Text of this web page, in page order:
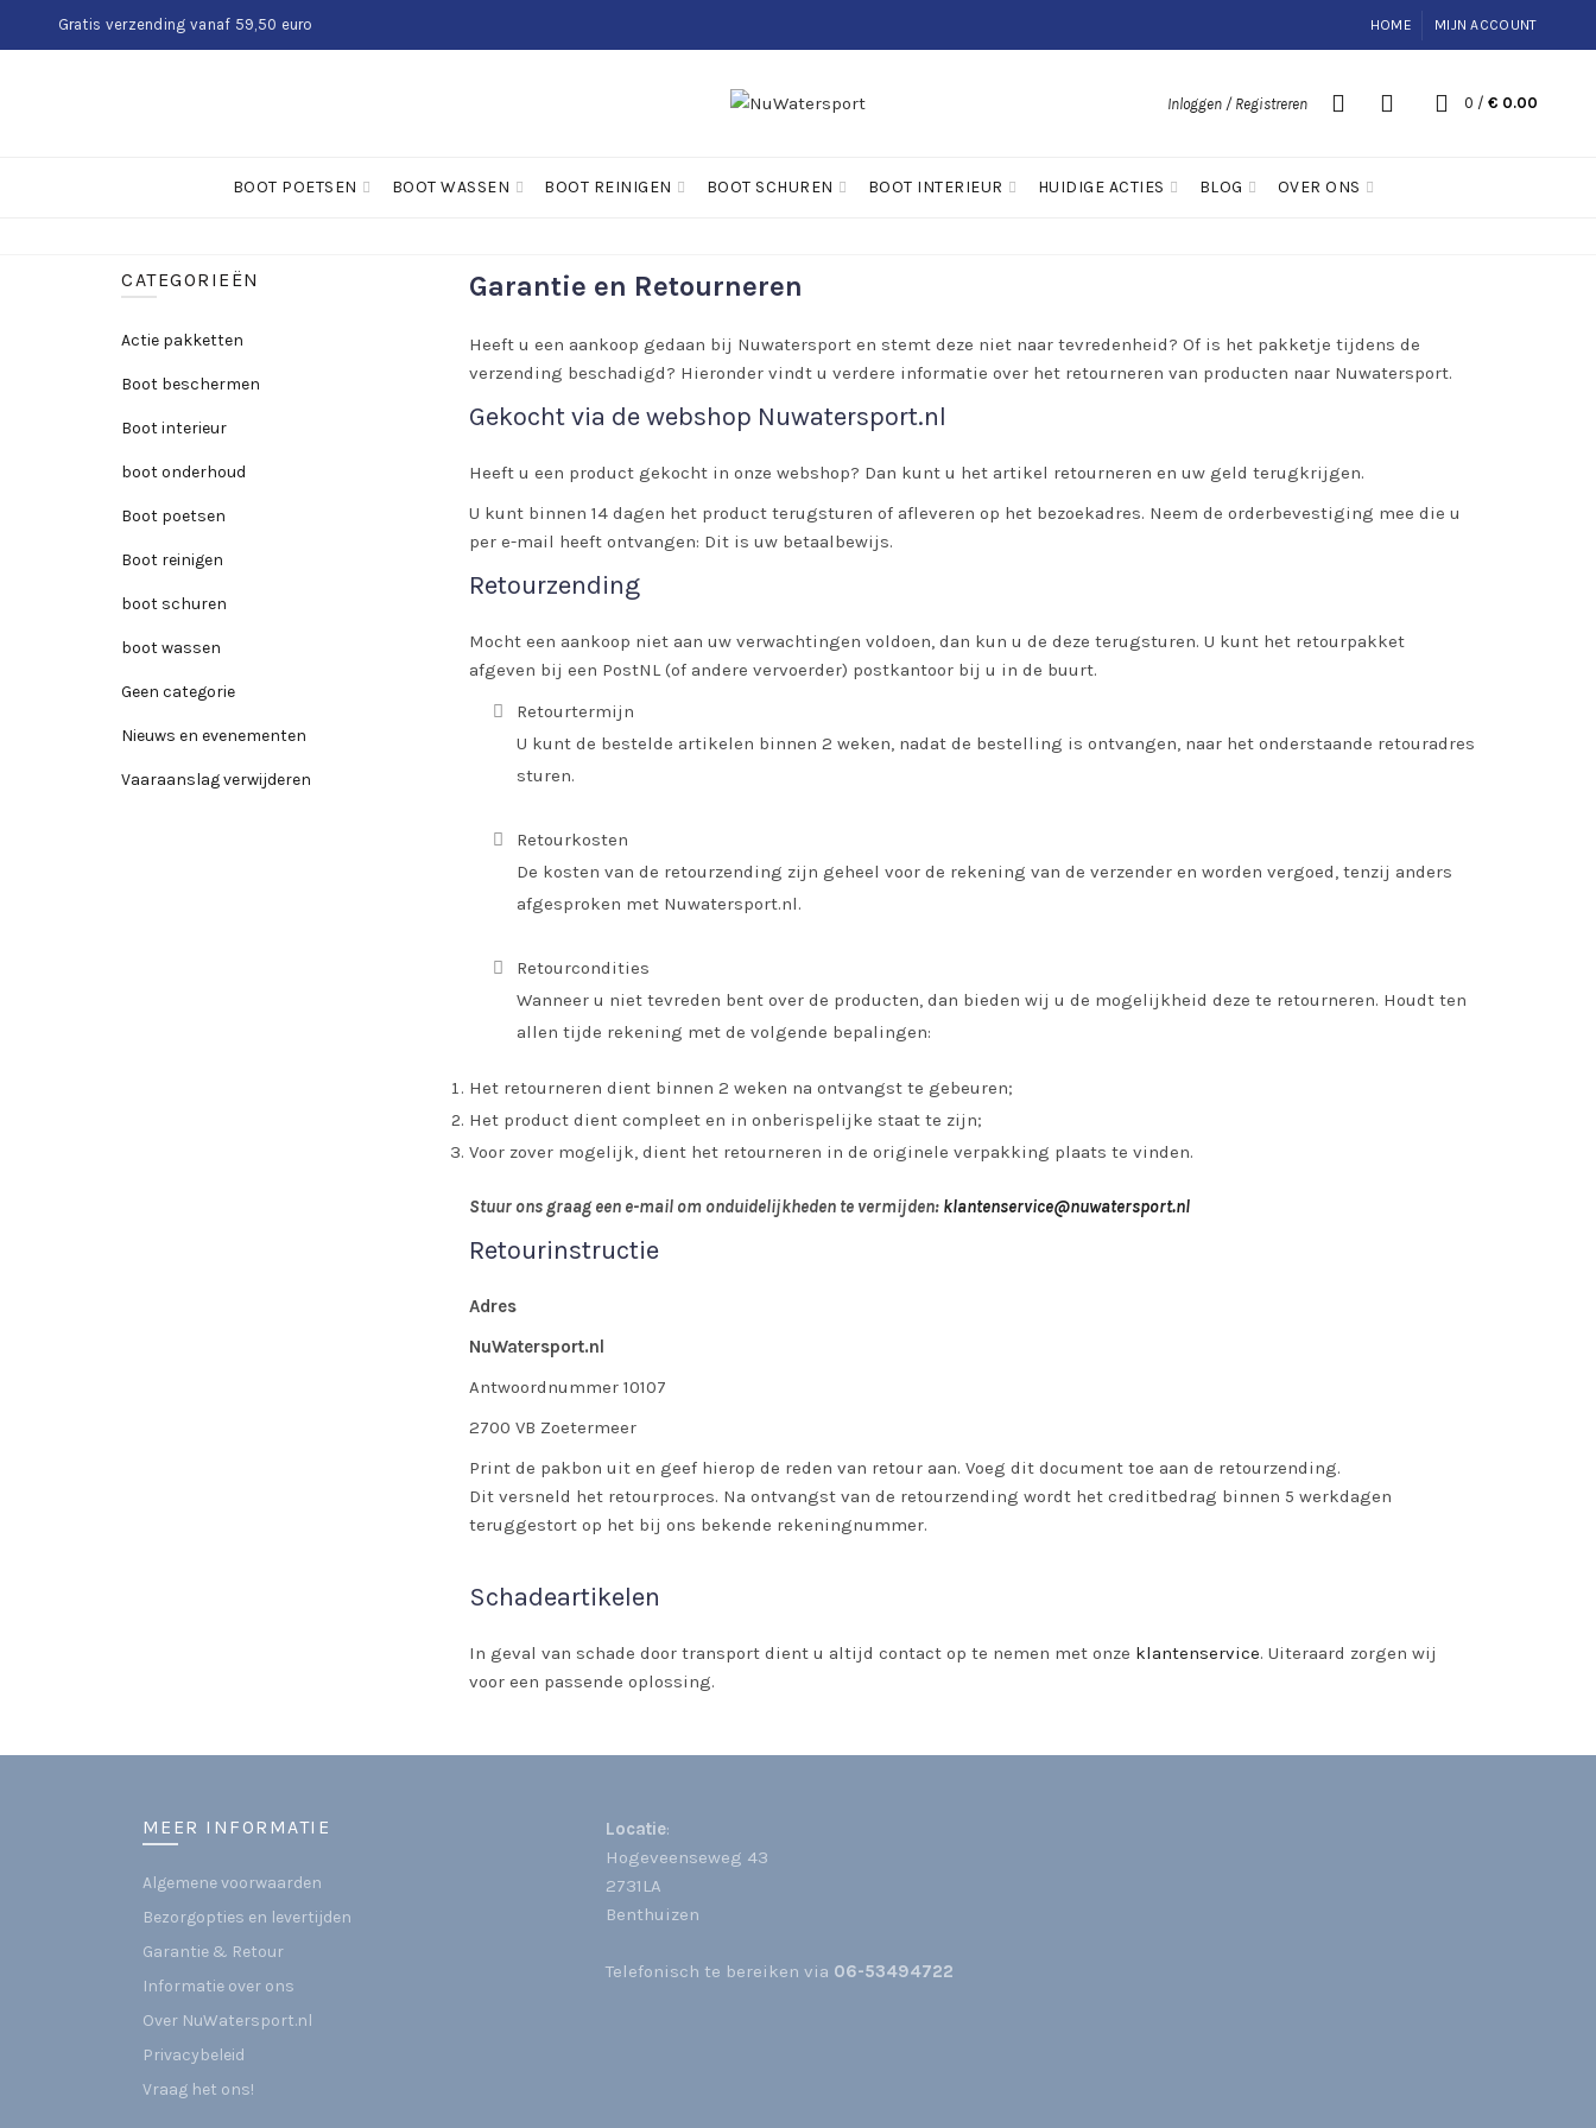
Gratis verzending vanaf 59,50 euro HOME MIJN ACCOUNT
Inloggen / Registreren 0 / € 0.00
BOOT POETSEN BOOT WASSEN BOOT REINIGEN BOOT SCHUREN BOOT INTERIEUR HUIDIGE ACTIES BLOG OVER ONS
Garantie en Retourneren
Heeft u een aankoop gedaan bij Nuwatersport en stemt deze niet naar tevredenheid? Of is het pakketje tijdens de
verzending beschadigd? Hieronder vindt u verdere informatie over het retourneren van producten naar Nuwatersport.
Gekocht via de webshop Nuwatersport.nl
Heeft u een product gekocht in onze webshop? Dan kunt u het artikel retourneren en uw geld terugkrijgen.
U kunt binnen 14 dagen het product terugsturen of afleveren op het bezoekadres. Neem de orderbevestiging mee die u
per e-mail heeft ontvangen: Dit is uw betaalbewijs.
Retourzending
Mocht een aankoop niet aan uw verwachtingen voldoen, dan kun u de deze terugsturen. U kunt het retourpakket
afgeven bij een PostNL (of andere vervoerder) postkantoor bij u in de buurt.
Retourtermijn
U kunt de bestelde artikelen binnen 2 weken, nadat de bestelling is ontvangen, naar het onderstaande retouradres
sturen.
Retourkosten
De kosten van de retourzending zijn geheel voor de rekening van de verzender en worden vergoed, tenzij anders
afgesproken met Nuwatersport.nl.
Retourcondities
Wanneer u niet tevreden bent over de producten, dan bieden wij u de mogelijkheid deze te retourneren. Houdt ten
allen tijde rekening met de volgende bepalingen:
Het retourneren dient binnen 2 weken na ontvangst te gebeuren;
Het product dient compleet en in onberispelijke staat te zijn;
Voor zover mogelijk, dient het retourneren in de originele verpakking plaats te vinden.
Stuur ons graag een e-mail om onduidelijkheden te vermijden: klantenservice@nuwatersport.nl
Retourinstructie
Adres
NuWatersport.nl
Antwoordnummer 10107
2700 VB Zoetermeer
Print de pakbon uit en geef hierop de reden van retour aan. Voeg dit document toe aan de retourzending.
Dit versneld het retourproces. Na ontvangst van de retourzending wordt het creditbedrag binnen 5 werkdagen
teruggestort op het bij ons bekende rekeningnummer.
Schadeartikelen
In geval van schade door transport dient u altijd contact op te nemen met onze klantenservice. Uiteraard zorgen wij
voor een passende oplossing.
CATEGORIEËN
Actie pakketten
Boot beschermen
Boot interieur
boot onderhoud
Boot poetsen
Boot reinigen
boot schuren
boot wassen
Geen categorie
Nieuws en evenementen
Vaaraanslag verwijderen
MEER INFORMATIE
Algemene voorwaarden
Bezorgopties en levertijden
Garantie & Retour
Informatie over ons
Over NuWatersport.nl
Privacybeleid
Vraag het ons!
Locatie:
Hogeveenseweg 43
2731LA
Benthuizen
Telefonisch te bereiken via 06-53494722